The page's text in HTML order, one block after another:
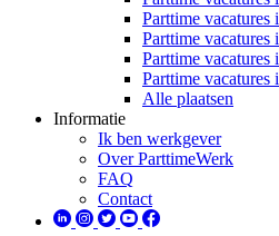
Parttime vacatures
Parttime vacatures
Parttime vacatures
Parttime vacatures
Alle plaatsen
Informatie
Ik ben werkgever
Over ParttimeWerk
FAQ
Contact